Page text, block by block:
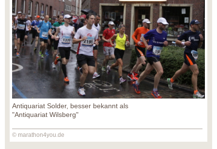
Antiquariat Solder, besser bekannt als
"Antiquariat Wilsberg"
© marathon4you.de